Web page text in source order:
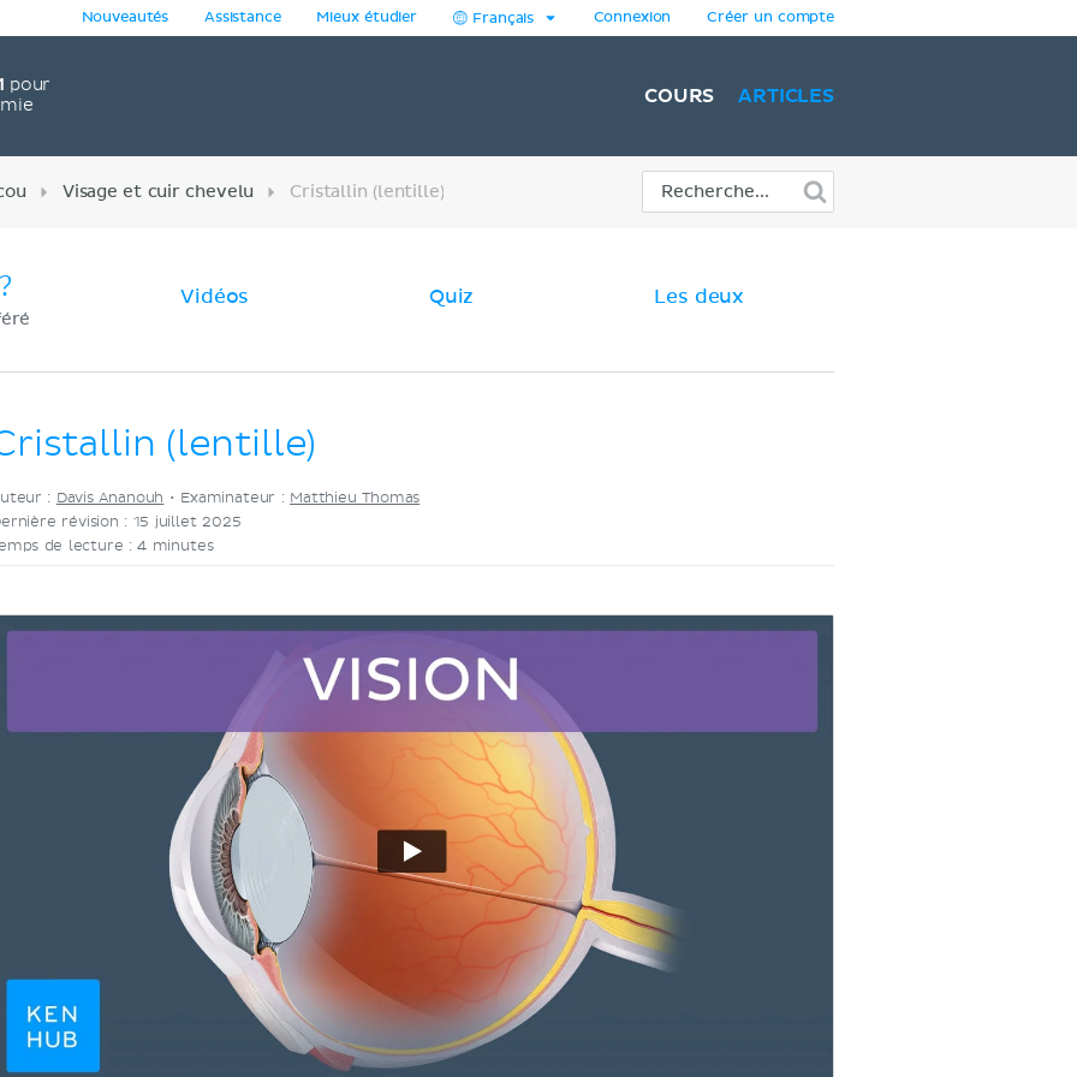
pour
Nouveautés Assistance Mieux étudier Français Connexion Créer un compte
COURS ARTICLES
Visage et cuir chevelu Cristallin (lentille)
Vidéos Quiz Les deux
(lentille)
: Davis Ananouh • Examinateur : Matthieu Thomas
révision : 15 juillet 2025
de lecture : 4 minutes